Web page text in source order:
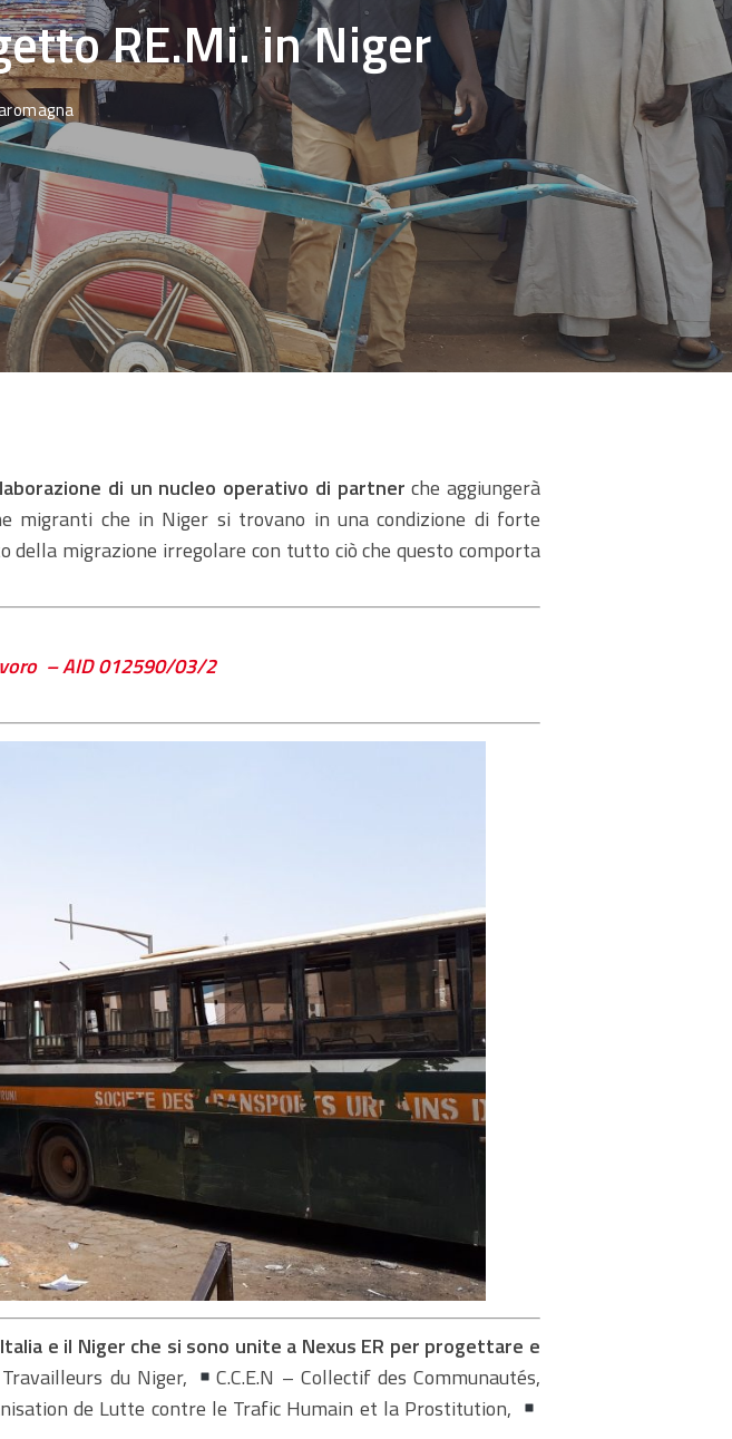
RE.Mi. in Niger
di un nucleo operativo di partner che aggiungerà
migranti che in Niger si trovano in una condizione di forte
migrazione irregolare con tutto ciò che questo comporta
– AID 012590/03/2
e il Niger che si sono unite a Nexus ER per progettare e
du Niger,
C.C.E.N – Collectif des Communautés,
de Lutte contre le Trafic Humain et la Prostitution,